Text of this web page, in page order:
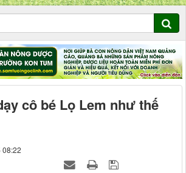
cô bé Lọ Lem như thế
08:22